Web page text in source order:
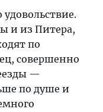
и из Питера,
по
совершенно
—
по душе и